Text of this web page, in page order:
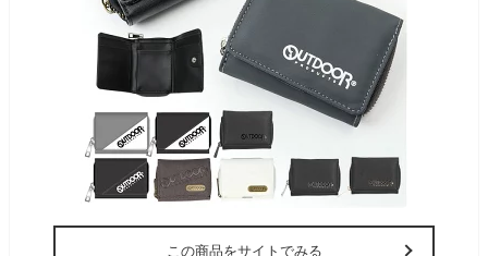
この商品をサイトでみる